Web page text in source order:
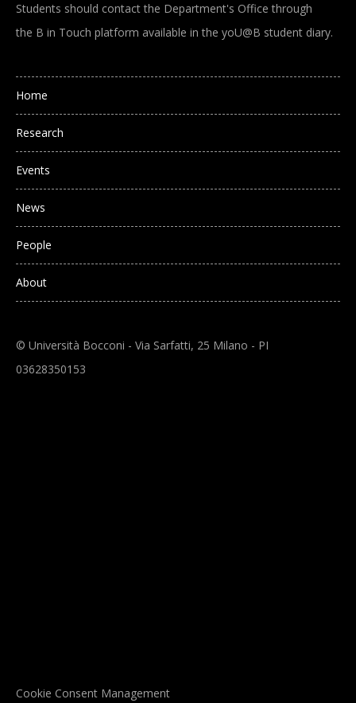
Students should contact the Department's Office through
the B in Touch platform available in the yoU@B student diary.
Main navigation
Home
Research
Events
News
People
About
© Università Bocconi - Via Sarfatti, 25 Milano - PI
03628350153
Cookie Consent Management